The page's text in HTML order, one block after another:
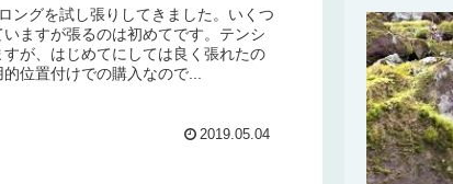
ングを試し張りしてきました。いくつ
ますが張るのは初めてです。テンシ
が、はじめてにしては良く張れたの
位置付けでの購入なので...
2019.05.04